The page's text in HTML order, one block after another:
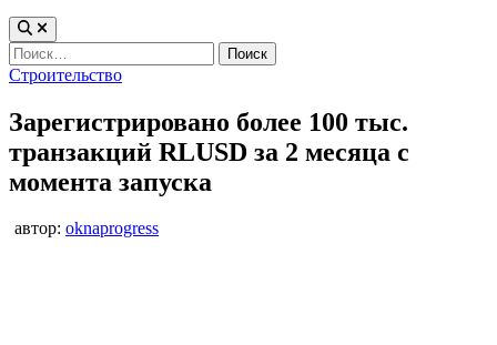
Найти:
Опубликовано
Строительство
Зарегистрировано более 100 тыс.
транзакций RLUSD за 2 месяца с
момента запуска
автор: oknaprogress